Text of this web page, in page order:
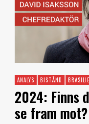
ANALYS BISTÅND
2024: Finns
se fram mot?